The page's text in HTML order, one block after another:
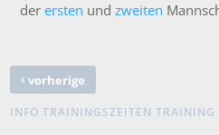
der ersten und zweiten
‹ vorherige
INFO TRAININGSZEITEN TRAINING